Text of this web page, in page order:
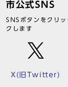
市公式SNS
SNSボタンをクリ
クします
X(旧Twitter)